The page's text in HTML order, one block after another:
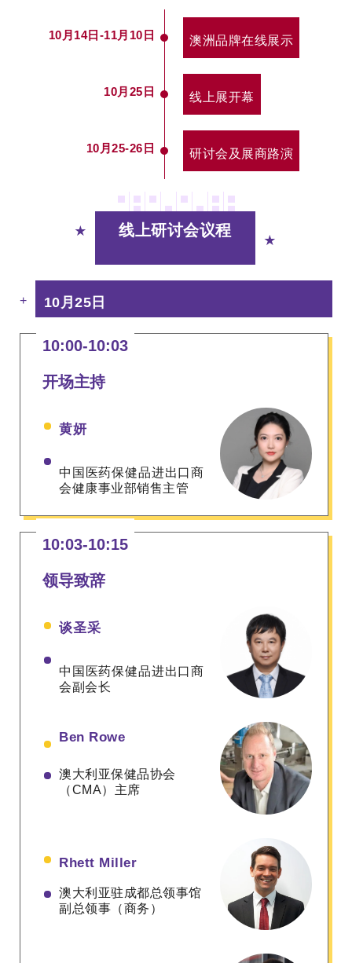
10月14日-11月10日 澳洲品牌在线展示
10月25日 线上展开幕
10月25-26日 研讨会及展商路演
★ 线上研讨会议程
★
+ 10月25日
10:00-10:03
开场主持
黄妍
中国医药保健品进出口商
会健康事业部销售主管
10:03-10:15
领导致辞
谈圣采
中国医药保健品进出口商
会副会长
Ben Rowe
澳大利亚保健品协会
（CMA）主席
Rhett Miller
澳大利亚驻成都总领事馆
副总领事（商务）